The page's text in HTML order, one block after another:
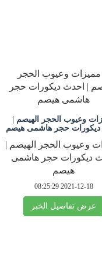
وعيوب الحجر الهيصم |
ديكورات حجر هاشمى هيصم
وعيوب الحجر الهيصم |
ديكورات حجر هاشمى
هيصم
2021-12-18 08:25:29
عرض تفاصيل الخبر